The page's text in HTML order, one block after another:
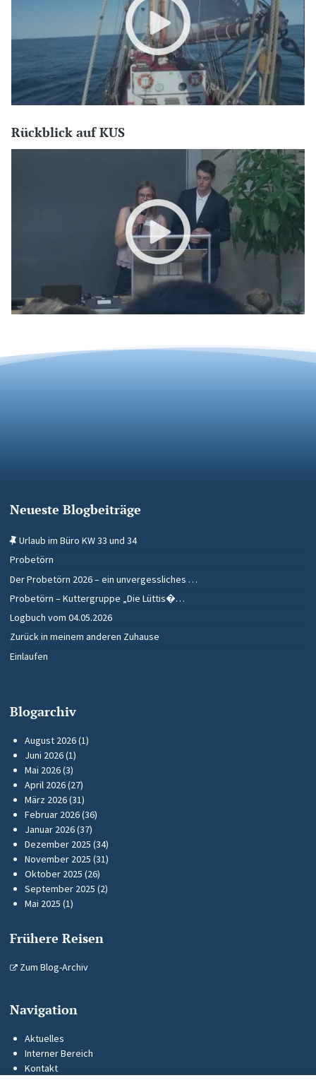
Rückblick auf KUS
Neueste Blogbeiträge
Urlaub im Büro KW 33 und 34
Probetörn
Der Probetörn 2026 – ein unvergessliches …
Probetörn – Kuttergruppe „Die Lüttis�…
Logbuch vom 04.05.2026
Zurück in meinem anderen Zuhause
Einlaufen
Blogarchiv
August 2026(1)
Juni 2026(1)
Mai 2026(3)
April 2026(27)
März 2026(31)
Februar 2026(36)
Januar 2026(37)
Dezember 2025 (34)
November 2025 (31)
Oktober 2025 (26)
September 2025 (2)
Mai 2025 (1)
Frühere Reisen
Zum Blog-Archiv
Navigation
Aktuelles
Interner Bereich
Kontakt